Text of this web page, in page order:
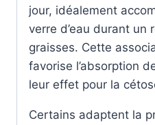
jour, idéalement
verre d’eau durant un
graisses. Cette
favorise l’absorption
leur effet pour la
Certains adaptent la